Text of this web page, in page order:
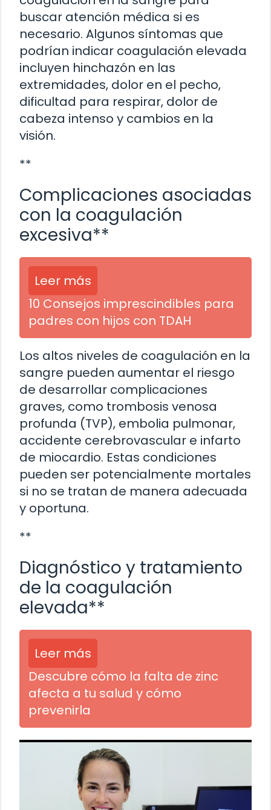
buscar atención médica si es
necesario. Algunos síntomas que
podrían indicar coagulación elevada
incluyen hinchazón en las
extremidades, dolor en el pecho,
dificultad para respirar, dolor de
cabeza intenso y cambios en la
visión.
**
Complicaciones asociadas
con la coagulación
excesiva**
Leer más
10 Consejos imprescindibles para
padres con hijos con TDAH
Los altos niveles de coagulación en la
sangre pueden aumentar el riesgo
de desarrollar complicaciones
graves, como trombosis venosa
profunda (TVP), embolia pulmonar,
accidente cerebrovascular e infarto
de miocardio. Estas condiciones
pueden ser potencialmente mortales
si no se tratan de manera adecuada
y oportuna.
**
Diagnóstico y tratamiento
de la coagulación
elevada**
Leer más
Descubre cómo la falta de zinc
afecta a tu salud y cómo
prevenirla